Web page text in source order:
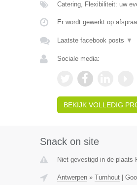
Catering, Flexibiliteit: uw
Er wordt gewerkt op
Laatste facebook posts ▼
Sociale media:
BEKIJK VOLLEDIG
Snack on site
Niet gevestigd in de plaats
Antwerpen» Turnhout|